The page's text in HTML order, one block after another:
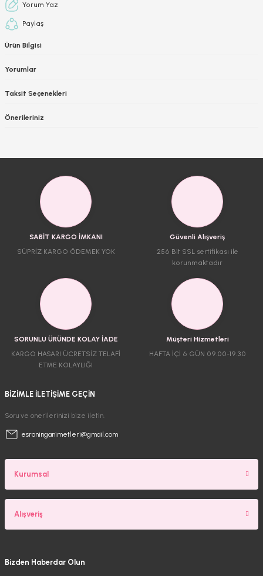
Yorum Yaz
Paylaş
Ürün Bilgisi
Yorumlar
Taksit Seçenekleri
Önerileriniz
SABİT KARGO İMKANI
SÜPRİZ KARGO ÖDEMEK YOK
Güvenli Alışveriş
256 Bit SSL sertifikası ile
korunmaktadır
SORUNLU ÜRÜNDE KOLAY İADE
KARGO HASARI ÜCRETSİZ TELAFİ
ETME KOLAYLIĞI
Müşteri Hizmetleri
HAFTA İÇİ 6 GÜN 09.00-19.30
BİZİMLE İLETİŞİME GEÇİN
Soru ve önerilerinizi bize iletin.
esraninganimetleri@gmail.com
Kurumsal
Alışveriş
Bizden Haberdar Olun